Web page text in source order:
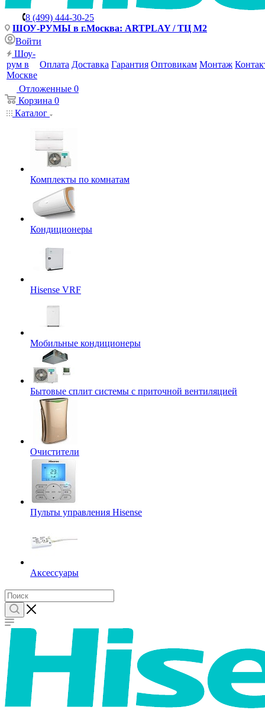
8 (499) 444-30-25
ШОУ-РУМЫ в г.Москва: ARTPLAY / ТЦ М2
Войти
Шоу-
рум в
Москве
Оплата Доставка Гарантия Оптовикам Монтаж
Отложенные 0
Корзина 0
Каталог
Комплекты по комнатам
Кондиционеры
Hisense VRF
Мобильные кондиционеры
Бытовые сплит системы с приточной вентиляцией
Очистители
Пульты управления Hisense
Аксессуары